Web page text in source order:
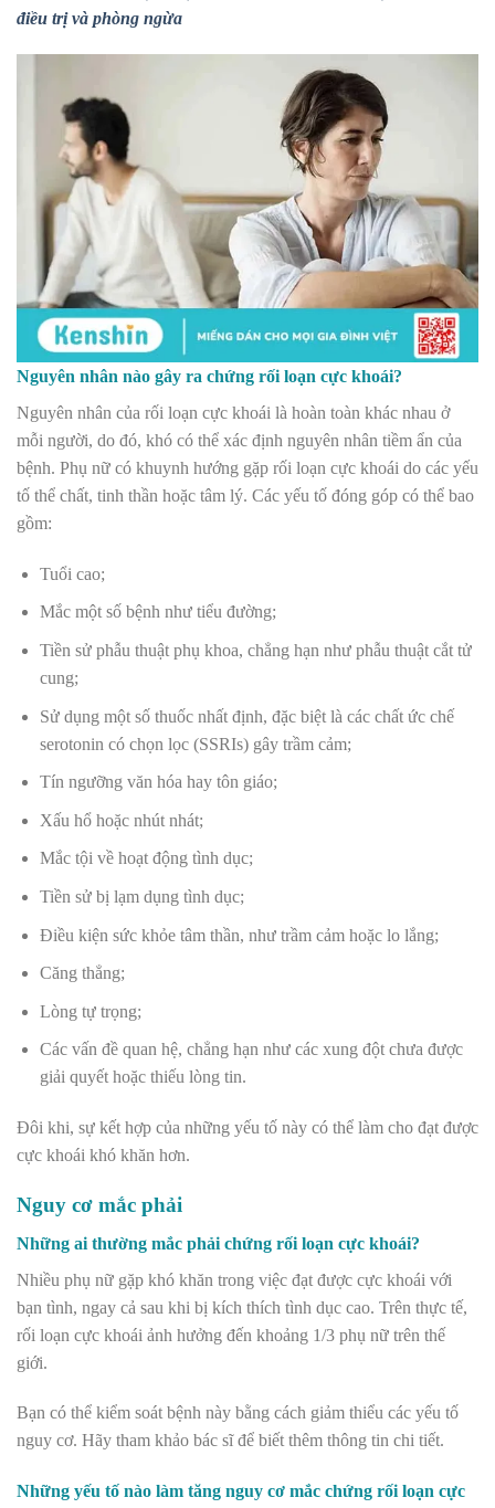
điều trị và phòng ngừa
Nguyên nhân nào gây ra chứng rối loạn cực khoái?
Nguyên nhân của rối loạn cực khoái là hoàn toàn khác nhau ở
mỗi người, do đó, khó có thể xác định nguyên nhân tiềm ẩn của
bệnh. Phụ nữ có khuynh hướng gặp rối loạn cực khoái do các yếu
tố thể chất, tinh thần hoặc tâm lý. Các yếu tố đóng góp có thể bao
gồm:
Tuổi cao;
Mắc một số bệnh như tiểu đường;
Tiền sử phẫu thuật phụ khoa, chẳng hạn như phẫu thuật cắt tử
cung;
Sử dụng một số thuốc nhất định, đặc biệt là các chất ức chế
serotonin có chọn lọc (SSRIs) gây trầm cảm;
Tín ngưỡng văn hóa hay tôn giáo;
Xấu hổ hoặc nhút nhát;
Mắc tội về hoạt động tình dục;
Tiền sử bị lạm dụng tình dục;
Điều kiện sức khỏe tâm thần, như trầm cảm hoặc lo lắng;
Căng thẳng;
Lòng tự trọng;
Các vấn đề quan hệ, chẳng hạn như các xung đột chưa được
giải quyết hoặc thiếu lòng tin.
Đôi khi, sự kết hợp của những yếu tố này có thể làm cho đạt được
cực khoái khó khăn hơn.
Nguy cơ mắc phải
Những ai thường mắc phải chứng rối loạn cực khoái?
Nhiều phụ nữ gặp khó khăn trong việc đạt được cực khoái với
bạn tình, ngay cả sau khi bị kích thích tình dục cao. Trên thực tế,
rối loạn cực khoái ảnh hưởng đến khoảng 1/3 phụ nữ trên thế
giới.
Bạn có thể kiểm soát bệnh này bằng cách giảm thiểu các yếu tố
nguy cơ. Hãy tham khảo bác sĩ để biết thêm thông tin chi tiết.
Những yếu tố nào làm tăng nguy cơ mắc chứng rối loạn cực